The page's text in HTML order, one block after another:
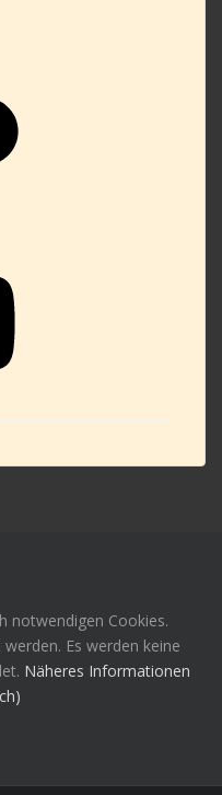
notwendigen Cookies.
Es werden keine
Näheres Informationen